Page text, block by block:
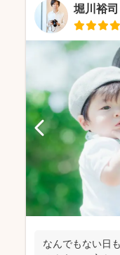
堀川裕司
なんでもない日